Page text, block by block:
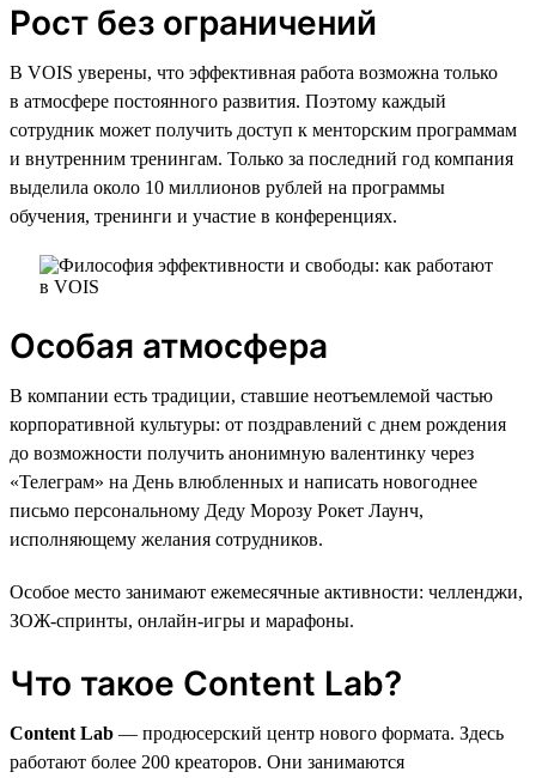
Рост без ограничений
В VOIS уверены, что эффективная работа возможна только
в атмосфере постоянного развития. Поэтому каждый
сотрудник может получить доступ к менторским программам
и внутренним тренингам. Только за последний год компания
выделила около 10 миллионов рублей на программы
обучения, тренинги и участие в конференциях.
Особая атмосфера
В компании есть традиции, ставшие неотъемлемой частью
корпоративной культуры: от поздравлений с днем рождения
до возможности получить анонимную валентинку через
«Телеграм» на День влюбленных и написать новогоднее
письмо персональному Деду Морозу Рокет Лаунч,
исполняющему желания сотрудников.
Особое место занимают ежемесячные активности: челленджи,
ЗОЖ-спринты, онлайн-игры и марафоны.
Что такое Content Lab?
Content Lab — продюсерский центр нового формата. Здесь
работают более 200 креаторов. Они занимаются